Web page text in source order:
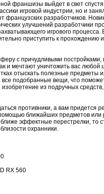
франшизы выйдет в свет
игровой индустрии, но и
разработчиков.
улучшений разработчики
игрового
приступить к прохождению
с причудливыми
и мечтают уничтожить вас
отыскать полезные
все подобранные вещи, что
из подручных
противники, а вам придется
ближайших предметов или
эффектные перестрелки, то
охранники.
RX 560